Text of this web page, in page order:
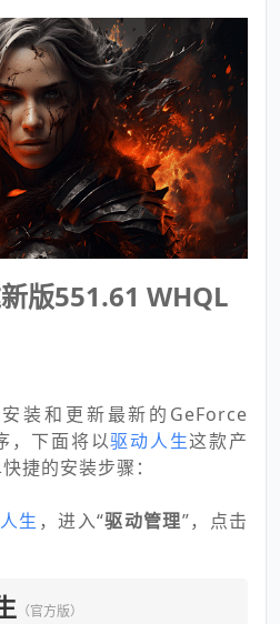
版551.61 WHQL
装和更新最新的GeForce
，下面将以驱动人生这款产
捷的安装步骤：
生 ，进入“驱动管理”，点击
（官方版）